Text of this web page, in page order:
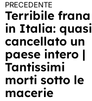
Continua
a
leggere
PRECEDENTE
Terribile frana
in Italia: quasi
cancellato un
paese intero |
Tantissimi
morti sotto le
macerie